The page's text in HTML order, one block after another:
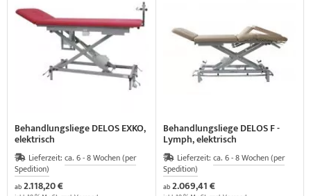
Behandlungsliege DELOS EXKO,
elektrisch
Lieferzeit: ca. 6 - 8 Wochen (per
Spedition)
ab2.118,20 €
Behandlungsliege DELOS F -
Lymph, elektrisch
Lieferzeit: ca. 6 - 8 Wochen (per
Spedition)
ab2.069,41 €